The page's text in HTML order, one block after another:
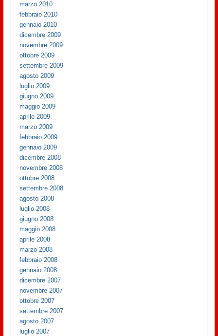
marzo 2010
febbraio 2010
gennaio 2010
dicembre 2009
novembre 2009
ottobre 2009
settembre 2009
agosto 2009
luglio 2009
giugno 2009
maggio 2009
aprile 2009
marzo 2009
febbraio 2009
gennaio 2009
dicembre 2008
novembre 2008
ottobre 2008
settembre 2008
agosto 2008
luglio 2008
giugno 2008
maggio 2008
aprile 2008
marzo 2008
febbraio 2008
gennaio 2008
dicembre 2007
novembre 2007
ottobre 2007
settembre 2007
agosto 2007
luglio 2007